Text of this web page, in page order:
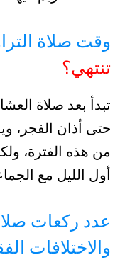
وقت صلاة
تنتهي؟
تبدأ بعد صلاة
حتى أذان الفجر،
من هذه الفترة،
أول الليل مع
عدد ركعات
والاختلافات